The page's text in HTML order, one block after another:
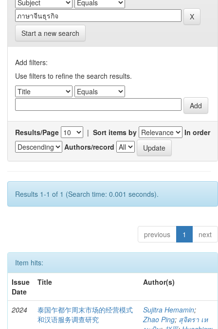
Start a new search
Add filters:
Use filters to refine the search results.
Results/Page | Sort items by
In order
Authors/record
Results 1-1 of 1 (Search time: 0.001 seconds).
previous 1 next
Item hits:
Issue
Date
Title Author(s)
2024
泰国乍都乍周末市场的经营模式
和汉语服务调查研究
Sujitra Hemamin;
Zhao Ping; สุจิตรา เห